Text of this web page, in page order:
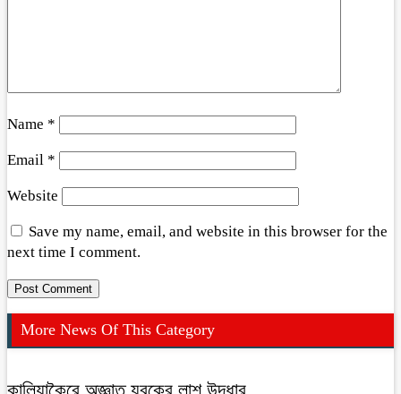
Name *
Email *
Website
Save my name, email, and website in this browser for the
next time I comment.
More News Of This Category